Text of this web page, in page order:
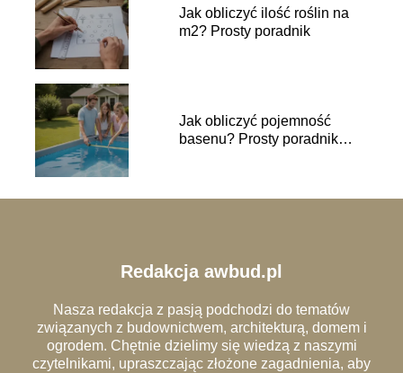
Jak obliczyć ilość roślin na
m2? Prosty poradnik
Jak obliczyć pojemność
basenu? Prosty poradnik
Redakcja awbud.pl
Nasza redakcja z pasją podchodzi do tematów
związanych z budownictwem, architekturą, domem i
ogrodem. Chętnie dzielimy się wiedzą z naszymi
czytelnikami, upraszczając złożone zagadnienia, aby